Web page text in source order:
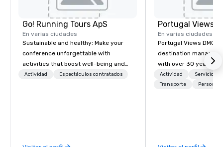
Go! Running Tours ApS
En varias ciudades
Sustainable and healthy: Make your
conference unforgettable with
activities that boost well-being and
lower carbon footprints. Explore the
Actividad Espectáculos contratados
Portugal Views
En varias ciudades
Portugal Views DMC
destination
with over 30 years of
specializing in
events, incentive
Actividad
Servicios
Transporte
Personal